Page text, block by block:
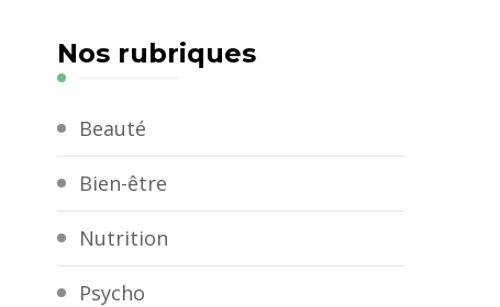
Nos rubriques
Beauté
Bien-être
Nutrition
Psycho